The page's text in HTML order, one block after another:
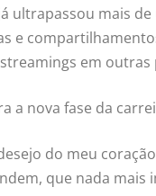
ultrapassou mais
e
em
a nova fase da
do meu
que nada mais